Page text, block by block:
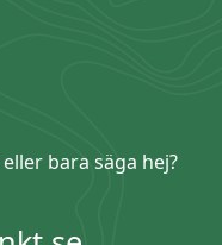
bara säga hej?